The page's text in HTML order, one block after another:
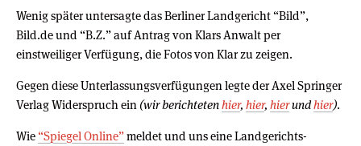
Wenig später untersagte das Berliner Landgericht “Bild”,
Bild.de und “B.Z.” auf Antrag von Klars Anwalt per
einstweiliger Verfügung, die Fotos von Klar zu zeigen.
Gegen diese Unterlassungsverfügungen legte der Axel Springer
Verlag Widerspruch ein (wir berichtetenhier, hier, hierundhier).
Wie “Spiegel Online”meldet und uns eine Landgerichts-